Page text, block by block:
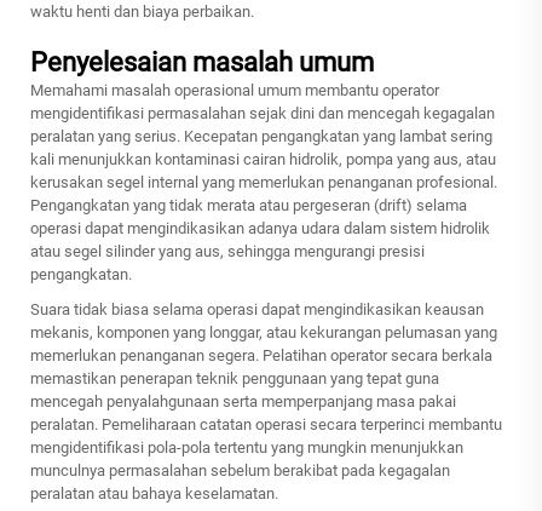
waktu henti dan biaya perbaikan.
Penyelesaian masalah umum
Memahami masalah operasional umum membantu operator
mengidentifikasi permasalahan sejak dini dan mencegah kegagalan
peralatan yang serius. Kecepatan pengangkatan yang lambat sering
kali menunjukkan kontaminasi cairan hidrolik, pompa yang aus, atau
kerusakan segel internal yang memerlukan penanganan profesional.
Pengangkatan yang tidak merata atau pergeseran (drift) selama
operasi dapat mengindikasikan adanya udara dalam sistem hidrolik
atau segel silinder yang aus, sehingga mengurangi presisi
pengangkatan.
Suara tidak biasa selama operasi dapat mengindikasikan keausan
mekanis, komponen yang longgar, atau kekurangan pelumasan yang
memerlukan penanganan segera. Pelatihan operator secara berkala
memastikan penerapan teknik penggunaan yang tepat guna
mencegah penyalahgunaan serta memperpanjang masa pakai
peralatan. Pemeliharaan catatan operasi secara terperinci membantu
mengidentifikasi pola-pola tertentu yang mungkin menunjukkan
munculnya permasalahan sebelum berakibat pada kegagalan
peralatan atau bahaya keselamatan.